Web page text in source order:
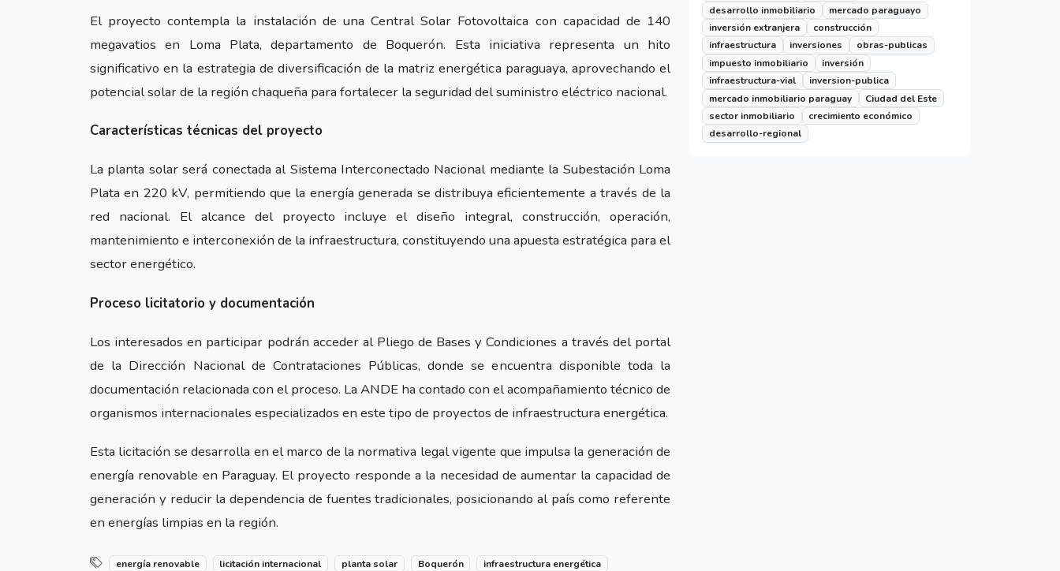
El proyecto contempla la instalación de una Central Solar Fotovoltaica con capacidad de 140
megavatios en Loma Plata, departamento de Boquerón. Esta iniciativa representa un hito
significativo en la estrategia de diversificación de la matriz energética paraguaya, aprovechando el
potencial solar de la región chaqueña para fortalecer la seguridad del suministro eléctrico nacional.
Características técnicas del proyecto
La planta solar será conectada al Sistema Interconectado Nacional mediante la Subestación Loma
Plata en 220 kV, permitiendo que la energía generada se distribuya eficientemente a través de la
red nacional. El alcance del proyecto incluye el diseño integral, construcción, operación,
mantenimiento e interconexión de la infraestructura, constituyendo una apuesta estratégica para el
sector energético.
Proceso licitatorio y documentación
Los interesados en participar podrán acceder al Pliego de Bases y Condiciones a través del portal
de la Dirección Nacional de Contrataciones Públicas, donde se encuentra disponible toda la
documentación relacionada con el proceso. La ANDE ha contado con el acompañamiento técnico de
organismos internacionales especializados en este tipo de proyectos de infraestructura energética.
Esta licitación se desarrolla en el marco de la normativa legal vigente que impulsa la generación de
energía renovable en Paraguay. El proyecto responde a la necesidad de aumentar la capacidad de
generación y reducir la dependencia de fuentes tradicionales, posicionando al país como referente
en energías limpias en la región.
energía renovable licitación internacional planta solar Boquerón infraestructura energética
desarrollo inmobiliario
mercado paraguayo
inversión extranjera
construcción
infraestructura
inversiones
obras-publicas
impuesto inmobiliario
inversión
infraestructura-vial
inversion-publica
mercado inmobiliario paraguay
Ciudad del Este
sector inmobiliario
crecimiento económico
desarrollo-regional